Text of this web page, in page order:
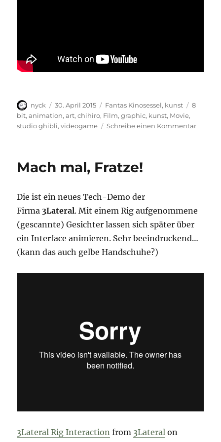
Autor
nyck
Veröffentlicht
am
30. April 2015 Kategorien
Fantas Kinosessel, kunst
8
bit,animation,art,chihiro, Film,graphic, kunst, Movie,
studio ghibli,videogame Schreibe einen Kommentarzu
Mach mal, Fratze!
Die ist ein neues Tech-Demo der
Firma 3Lateral. Mit einem Rig aufgenommene
(gescannte) Gesichter lassen sich später über
ein Interface animieren. Sehr beeindruckend…
(kann das auch gelbe Handschuhe?)
3Lateral Rig Interaction from 3Lateral on